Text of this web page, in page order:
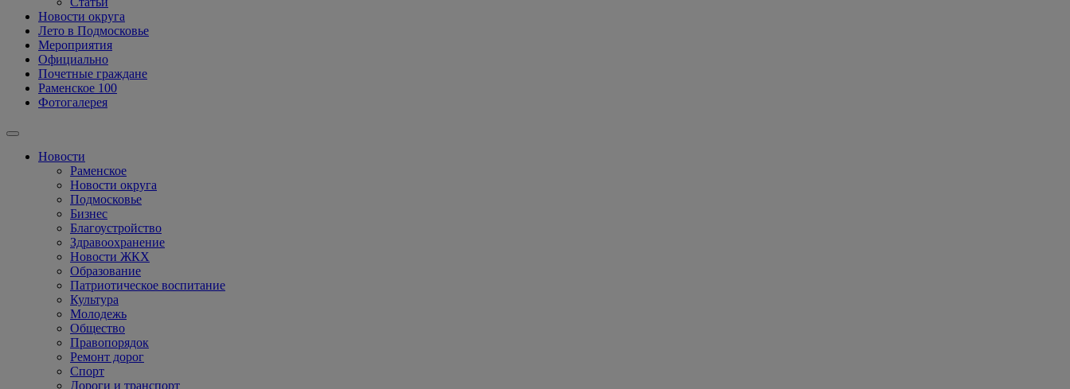
Новости округа
Лето в Подмосковье
Мероприятия
Официально
Почетные граждане
Раменское 100
Фотогалерея
Новости
Раменское
Новости округа
Подмосковье
Бизнес
Благоустройство
Здравоохранение
Новости ЖКХ
Образование
Патриотическое воспитание
Культура
Молодежь
Общество
Правопорядок
Ремонт дорог
Спорт
Дороги и транспорт